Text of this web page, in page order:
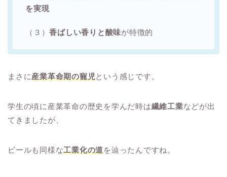
を実現
（３）香ばしい香りと酸味が特徴的
まさに産業革命期の寵児という感じです。
学生の頃に産業革命の歴史を学んだ時は繊維工業などが出
てきましたが、
ビールも同様な工業化の道を辿ったんですね。